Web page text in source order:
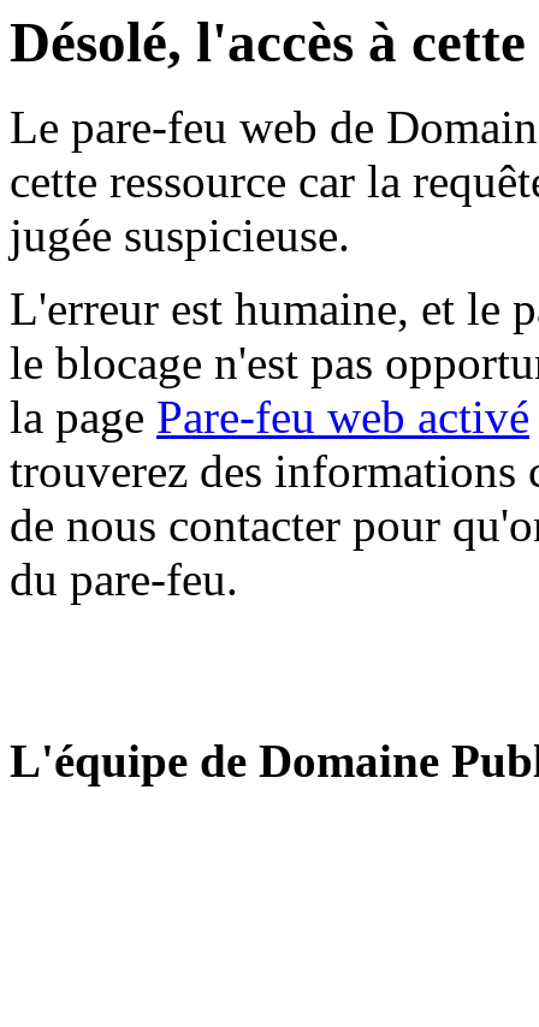
Désolé, l'accès à
Le pare-feu web de
cette ressource car la
jugée suspicieuse.
L'erreur est humaine, et le
le blocage n'est pas
la page Pare-feu web activé
trouverez des informations
de nous contacter pour
du pare-feu.
L'équipe de Domaine